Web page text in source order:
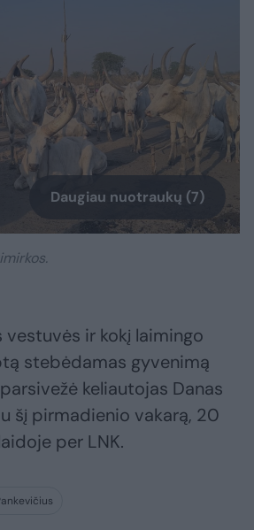
Daugiau nuotraukų (7)
vestuvės ir kokį laimingo
stebėdamas gyvenimą
keliautojas Danas
šį pirmadienio vakarą, 20
per LNK.